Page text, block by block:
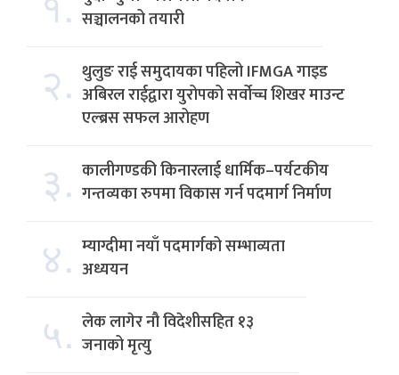
सञ्चालनको तयारी
२. थुलुङ राई समुदायका पहिलो IFMGA गाइड
अबिरल राईद्वारा युरोपको सर्वोच्च शिखर माउन्ट
एल्ब्रस सफल आरोहण
३. कालीगण्डकी किनारलाई धार्मिक–पर्यटकीय
गन्तव्यका रुपमा विकास गर्न पदमार्ग निर्माण
४. म्याग्दीमा नयाँ पदमार्गको सम्भाव्यता
अध्ययन
५. लेक लागेर नौ विदेशीसहित १३
जनाको मृत्यु